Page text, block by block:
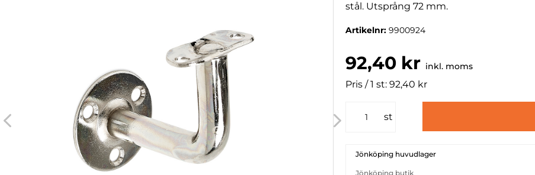
stål. Utsprång 72 mm.
Artikelnr:9900924
92,40 kr inkl. moms
Pris / 1 st: 92,40 kr
st
Jönköping huvudlager
Jönköping butik